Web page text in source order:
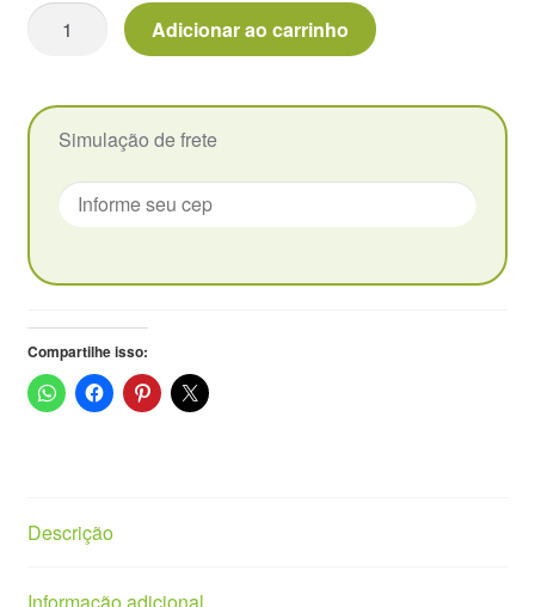
Echeveria
Luber
Derenbergii)
Pote
quantidade
Adicionar ao carrinho
Simulação de frete
Compartilhe isso:
Descrição